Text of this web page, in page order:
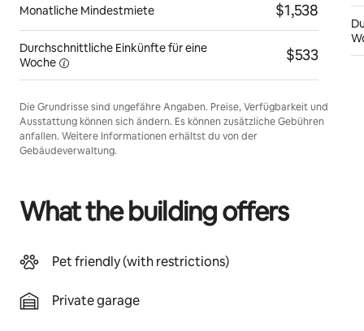
Monatliche Mindestmiete $1,538
Durchschnittliche Einkünfte für eine
Woche
$533
Die Grundrisse sind ungefähre Angaben. Preise, Verfügbarkeit und
Ausstattung können sich ändern. Es können zusätzliche Gebühren
anfallen. Weitere Informationen erhältst du von der
Gebäudeverwaltung.
What the building offers
Pet friendly (with restrictions)
Private garage